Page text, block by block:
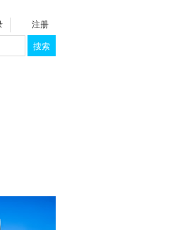
注册
搜索